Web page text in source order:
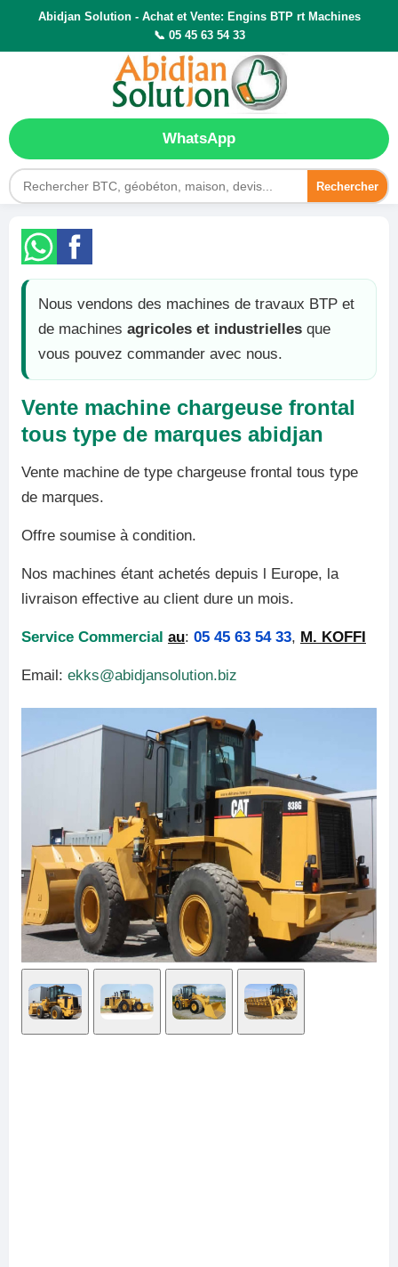
Abidjan Solution - Achat et Vente: Engins BTP rt Machines
📞 05 45 63 54 33
Rechercher
WhatsApp
Nous vendons des machines de travaux BTP et
de machines agricoles et industrielles que
vous pouvez commander avec nous.
Vente machine chargeuse frontal
tous type de marques abidjan
Vente machine de type chargeuse frontal tous type
de marques.
Offre soumise à condition.
Nos machines étant achetés depuis l Europe, la
livraison effective au client dure un mois.
Service Commercial au: 05 45 63 54 33, M. KOFFI
Email: ekks@abidjansolution.biz